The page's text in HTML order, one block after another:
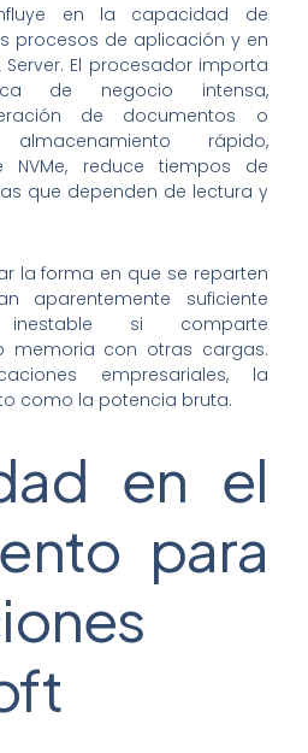
en la capacidad de
procesos de aplicación y en
Server. El procesador importa
de negocio intensa,
de documentos o
rápido,
NVMe, reduce tiempos de
que dependen de lectura y
la forma en que se reparten
aparentemente suficiente
si comparte
memoria con otras cargas.
empresariales, la
como la potencia bruta.
en el
para